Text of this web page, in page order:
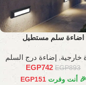
اضاءة سلم مستطيل
خارجية, إضاءة درج السلم
EGP893
EGP742
🎉 أنت وفرت EGP151